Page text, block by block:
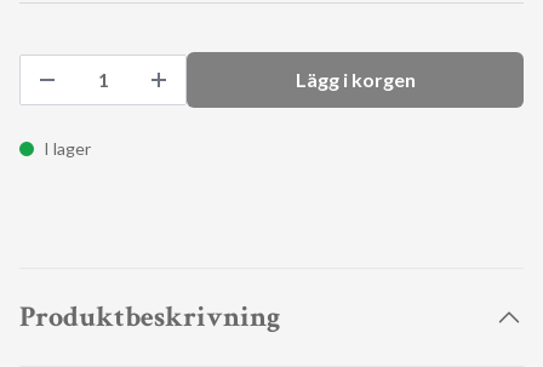
Lägg i korgen
I lager
Produktbeskrivning